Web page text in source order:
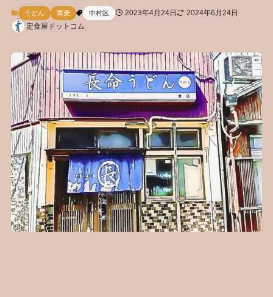
うどん 蕎麦 中村区 2023年4月24日
2024年6月24日
定食屋ドットコム